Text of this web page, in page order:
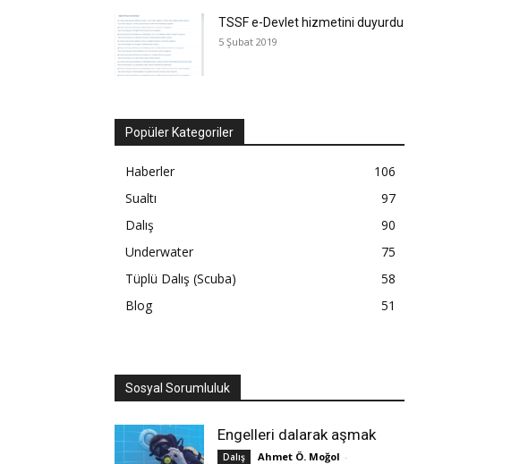
TSSF e-Devlet hizmetini duyurdu
5 Şubat 2019
Popüler Kategoriler
Haberler
106
Sualtı
97
Dalış
90
Underwater
75
Tüplü Dalış (Scuba)
58
Blog
51
Sosyal Sorumluluk
Engelleri dalarak aşmak
Dalış Ahmet Ö. Moğol -